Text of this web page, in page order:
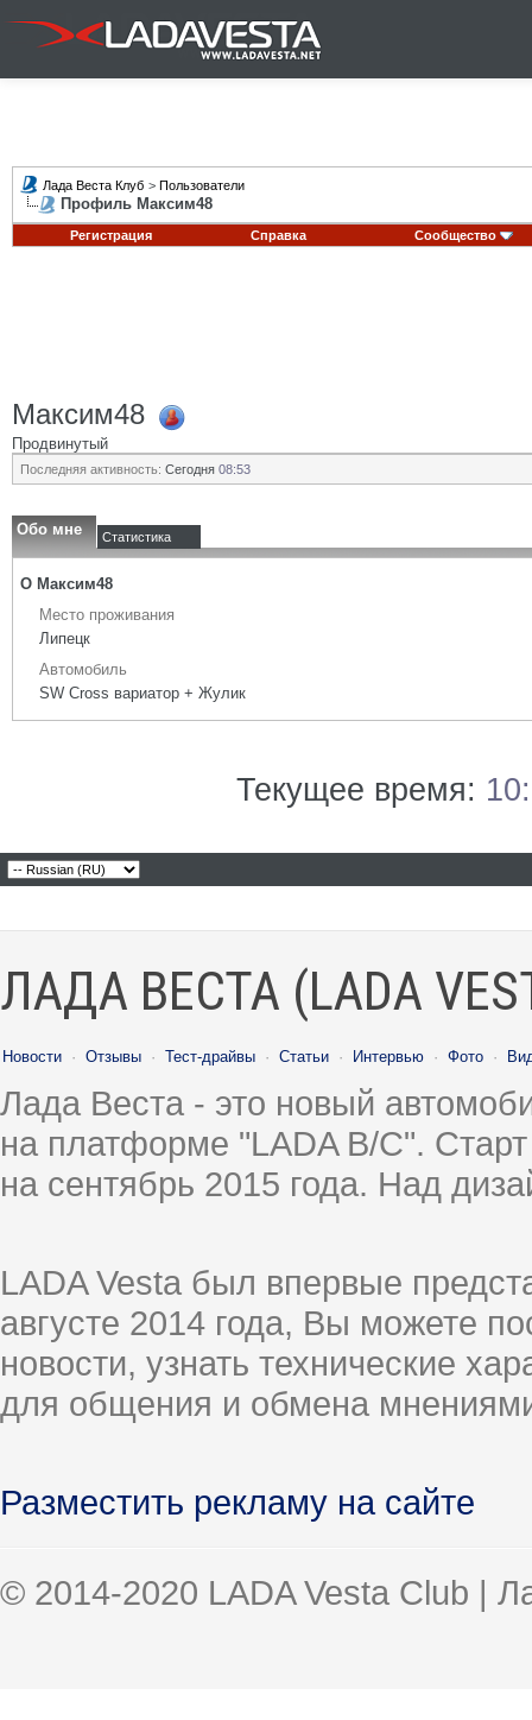
Лада Веста Клуб > Пользователи
Профиль Максим48
Регистрация Справка Сообщество
Максим48
Продвинутый
Последняя активность: Сегодня 08:53
Обо мне Статистика
О Максим48
Место проживания
Липецк
Автомобиль
SW Cross вариатор + Жулик
Текущее время:
ЛАДА ВЕСТА (LADA
Новости · Отзывы · Тест-драйвы · Статьи · Интервью · Фото ·
Лада Веста - это новый
на платформе "LADA B/C".
на сентябрь 2015 года. Над
LADA Vesta был впервые
августе 2014 года, Вы можете
новости, узнать технические
для общения и обмена
Разместить рекламу на сайте
© 2014-2020 LADA Vesta Club |